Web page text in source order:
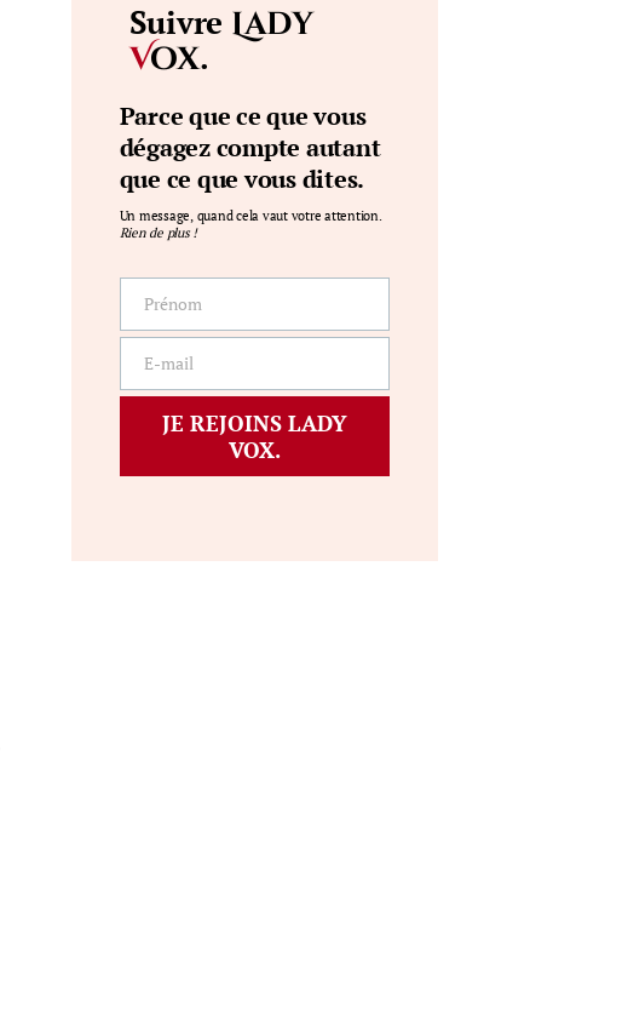
Suivre Lady
Vox.
Parce que ce que vous
dégagez compte autant
que ce que vous dites.
Un message, quand cela vaut votre attention.
Rien de plus !
Prénom
mail
E-mail
JE REJOINS LADY
VOX.